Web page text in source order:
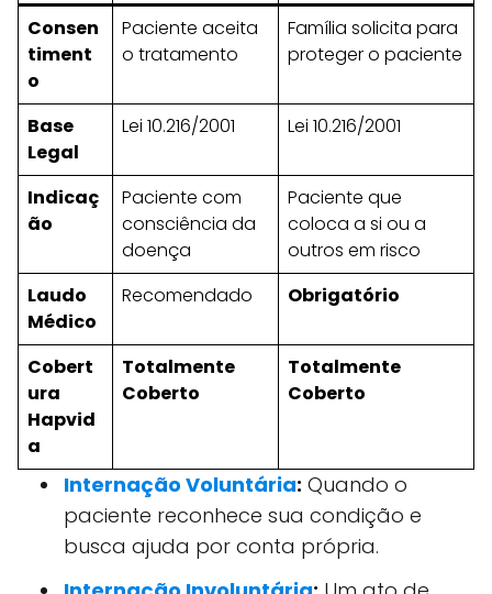
Consen
timent
o
Paciente aceita
o tratamento
Família solicita para
proteger o paciente
Base
Legal
Lei 10.216/2001 Lei 10.216/2001
Indicaç
ão
Paciente com
consciência da
doença
Paciente que
coloca a si ou a
outros em risco
Laudo
Médico
Recomendado Obrigatório
Cobert
ura
Hapvid
a
Totalmente
Coberto
Totalmente
Coberto
Internação Voluntária: Quando o
paciente reconhece sua condição e
busca ajuda por conta própria.